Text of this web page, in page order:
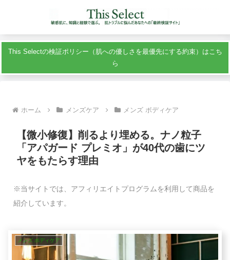
This Selectの検証ポリシー（肌への優しさを最優先にする約束）はこち
ら
ホーム メンズケア メンズ ボディケア
【微小修復】削るより埋める。ナノ粒子
「アパガード プレミオ」が40代の歯にツ
ヤをもたらす理由
※当サイトでは、アフィリエイトプログラムを利用して商品を
紹介しています。
メンズ ボディケア